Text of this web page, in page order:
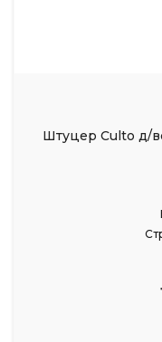
Штуцер Culto д/